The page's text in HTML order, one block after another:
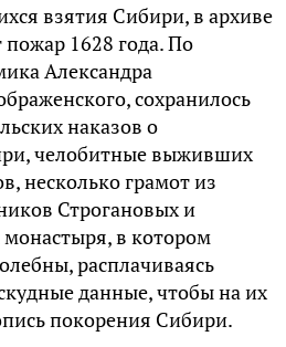
взятия Сибири, в архиве
1628 года. По
Александра
сохранилось
наказов о
челобитные выживших
несколько грамот из
Строгановых и
монастыря, в котором
расплачиваясь
данные, чтобы на их
покорения Сибири.